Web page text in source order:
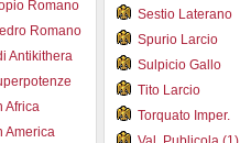
Romano
Romano
Antikithera
Africa
America
Sestio Laterano
Spurio Larcio
Sulpicio Gallo
Tito Larcio
Torquato Imper.